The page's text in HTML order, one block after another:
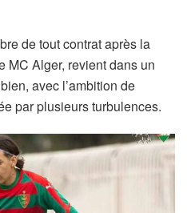
de tout contrat après la
MC Alger, revient dans un
avec l’ambition de
par plusieurs turbulences.